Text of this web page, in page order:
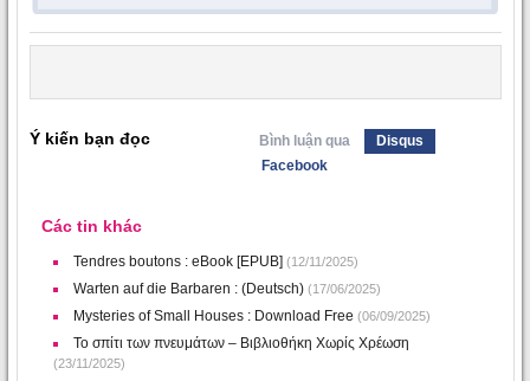
Ý kiến bạn đọc Bình luận qua
Disqus
Facebook
Các tin khác
Tendres boutons : eBook [EPUB] (12/11/2025)
Warten auf die Barbaren : (Deutsch) (17/06/2025)
Mysteries of Small Houses : Download Free (06/09/2025)
Το σπίτι των πνευμάτων – Βιβλιοθήκη Χωρίς Χρέωση
(23/11/2025)